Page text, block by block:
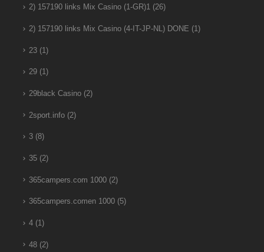
2) 157190 links Mix Casino (1-GR)1(26)
2) 157190 links Mix Casino (4-IT-JP-NL) DONE (1)
23(1)
29(1)
29black Casino(2)
2sport.info(2)
3(8)
35(2)
365campers.com 1000(2)
365campers.comen 1000(5)
4(1)
48(2)